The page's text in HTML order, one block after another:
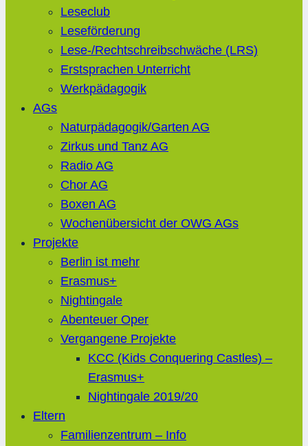
Leseclub
Leseförderung
Lese-/Rechtschreibschwäche (LRS)
Erstsprachen Unterricht
Werkpädagogik
AGs
Naturpädagogik/Garten AG
Zirkus und Tanz AG
Radio AG
Chor AG
Boxen AG
Wochenübersicht der OWG AGs
Projekte
Berlin ist mehr
Erasmus+
Nightingale
Abenteuer Oper
Vergangene Projekte
KCC (Kids Conquering Castles) –
Erasmus+
Nightingale 2019/20
Eltern
Familienzentrum – Info